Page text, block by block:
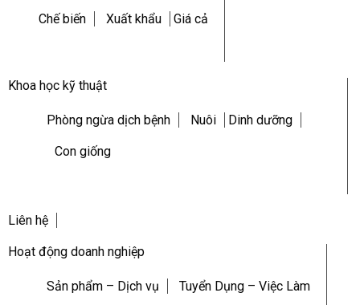
Chế biến Xuất khẩu Giá cả
Khoa học kỹ thuật
Phòng ngừa dịch bệnh Nuôi Dinh dưỡng
Con giống
Liên hệ
Hoạt động doanh nghiệp
Sản phẩm – Dịch vụ Tuyển Dụng – Việc Làm